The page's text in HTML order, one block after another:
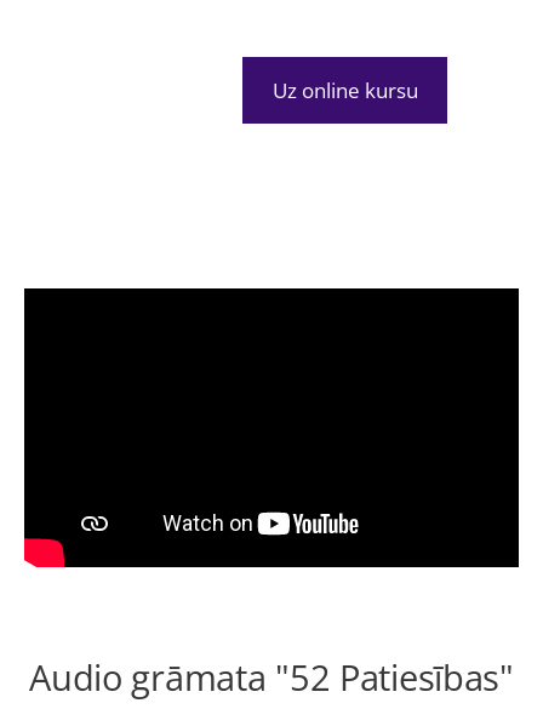
Uz online kursu
Audio grāmata "52 Patiesības"